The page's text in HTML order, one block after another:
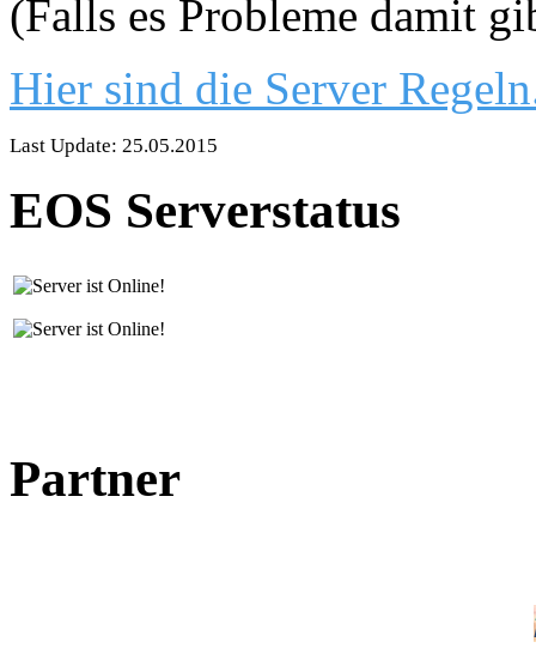
(Falls es Probleme damit
Hier sind die Server
Last Update: 25.05.2015
EOS Serverstatus
Partner